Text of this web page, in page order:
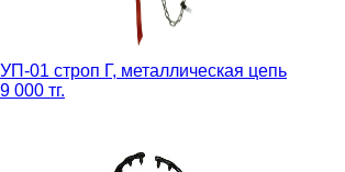
УП-01 строп Г, металлическая цепь
9 000 тг.